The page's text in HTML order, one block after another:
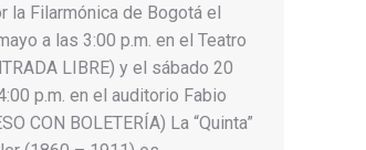
la Filarmónica de Bogotá el
a las 3:00 p.m. en el Teatro
LIBRE) y el sábado 20
p.m. en el auditorio Fabio
CON BOLETERÍA) La “Quinta”